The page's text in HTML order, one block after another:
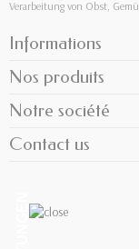
Verarbeitung von Obst,
Informations
Nos produits
Notre société
Contact us